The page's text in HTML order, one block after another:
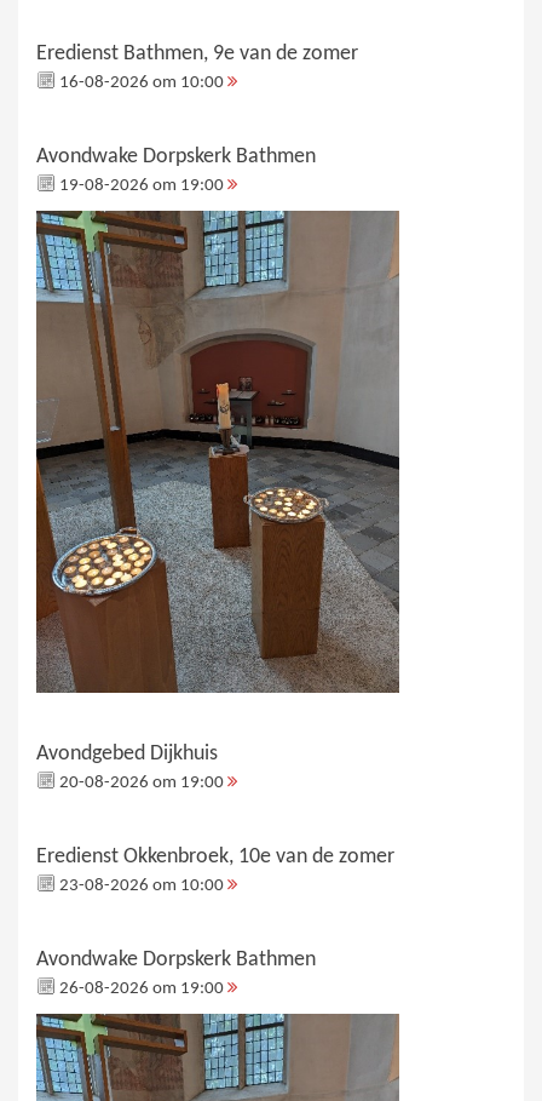
Eredienst Bathmen, 9e van de zomer
16-08-2026 om 10:00
Avondwake Dorpskerk Bathmen
19-08-2026 om 19:00
Avondgebed Dijkhuis
20-08-2026 om 19:00
Eredienst Okkenbroek, 10e van de zomer
23-08-2026 om 10:00
Avondwake Dorpskerk Bathmen
26-08-2026 om 19:00